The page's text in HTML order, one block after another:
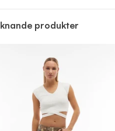
produkter